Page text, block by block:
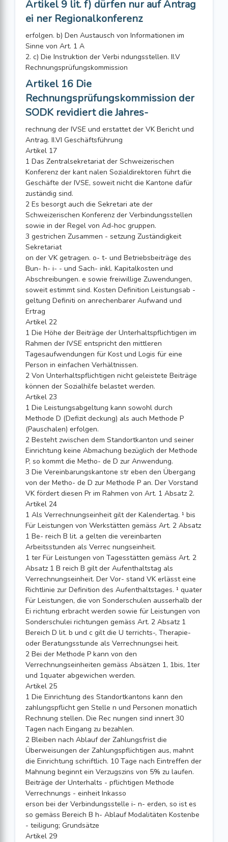
Artikel 9 lit. f) dürfen nur auf Antrag
ei ner Regionalkonferenz
erfolgen. b) Den Austausch von Informationen im
Sinne von Art. 1 A
2. c) Die Instruktion der Verbi ndungsstellen. II.V
Rechnungsprüfungskommission
Artikel 16 Die
Rechnungsprüfungskommission der
SODK revidiert die Jahres-
rechnung der IVSE und erstattet der VK Bericht und
Antrag. II.VI Geschäftsführung
Artikel 17
1 Das Zentralsekretariat der Schweizerischen
Konferenz der kant nalen Sozialdirektoren führt die
Geschäfte der IVSE, soweit nicht die Kantone dafür
zuständig sind.
2 Es besorgt auch die Sekretari ate der
Schweizerischen Konferenz der Verbindungsstellen
sowie in der Regel von Ad-hoc gruppen.
3 gestrichen Zusammen - setzung Zuständigkeit
Sekretariat
on der VK getragen. o- t- und Betriebsbeiträge des
Bun- h- i- - und Sach- inkl. Kapitalkosten und
Abschreibungen. e sowie freiwillige Zuwendungen,
soweit estimmt sind. Kosten Definition Leistungsab -
geltung Definiti on anrechenbarer Aufwand und
Ertrag
Artikel 22
1 Die Höhe der Beiträge der Unterhaltspflichtigen im
Rahmen der IVSE entspricht den mittleren
Tagesaufwendungen für Kost und Logis für eine
Person in einfachen Verhältnissen.
2 Von Unterhaltspflichtigen nicht geleistete Beiträge
können der Sozialhilfe belastet werden.
Artikel 23
1 Die Leistungsabgeltung kann sowohl durch
Methode D (Defizit deckung) als auch Methode P
(Pauschalen) erfolgen.
2 Besteht zwischen dem Standortkanton und seiner
Einrichtung keine Abmachung bezüglich der Methode
P, so kommt die Metho- de D zur Anwendung.
3 Die Vereinbarungskantone str eben den Übergang
von der Metho- de D zur Methode P an. Der Vorstand
VK fördert diesen Pr im Rahmen von Art. 1 Absatz 2.
Artikel 24
1 Als Verrechnungseinheit gilt der Kalendertag. ¹ bis
Für Leistungen von Werkstätten gemäss Art. 2 Absatz
1 Be- reich B lit. a gelten die vereinbarten
Arbeitsstunden als Verrec nungseinheit.
1 ter Für Leistungen von Tagesstätten gemäss Art. 2
Absatz 1 B reich B gilt der Aufenthaltstag als
Verrechnungseinheit. Der Vor- stand VK erlässt eine
Richtlinie zur Definition des Aufenthaltstages. ¹ quater
Für Leistungen, die von Sonderschulen ausserhalb der
Ei richtung erbracht werden sowie für Leistungen von
Sonderschulei richtungen gemäss Art. 2 Absatz 1
Bereich D lit. b und c gilt die U terrichts-, Therapie-
oder Beratungsstunde als Verrechnungsei heit.
2 Bei der Methode P kann von den
Verrechnungseinheiten gemäss Absätzen 1, 1bis, 1ter
und 1quater abgewichen werden.
Artikel 25
1 Die Einrichtung des Standortkantons kann den
zahlungspflicht gen Stelle n und Personen monatlich
Rechnung stellen. Die Rec nungen sind innert 30
Tagen nach Eingang zu bezahlen.
2 Bleiben nach Ablauf der Zahlungsfrist die
Überweisungen der Zahlungspflichtigen aus, mahnt
die Einrichtung schriftlich. 10 Tage nach Eintreffen der
Mahnung beginnt ein Verzugszins von 5% zu laufen.
Beiträge der Unterhalts - pflichtigen Methode
Verrechnungs - einheit Inkasso
erson bei der Verbindungsstelle i- n- erden, so ist es
so gemäss Bereich B h- Ablauf Modalitäten Kostenbe
- teiligung; Grundsätze
Artikel 29